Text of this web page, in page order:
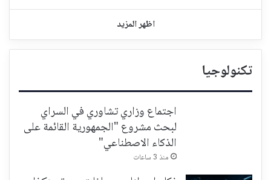
اظهر المزيد
تكنولوجيا
اجتماع وزاري تشاوري في السراي
لبحث مشروع "الجمهورية القائمة على
الذكاء الاصطناعي"
منذ 3 ساعات